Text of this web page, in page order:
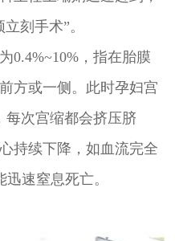
刻手术”。
，指在胎膜
方或一侧。此时孕妇宫
每次宫缩都会挤压脐
持续下降，如血流完全
速窒息死亡。